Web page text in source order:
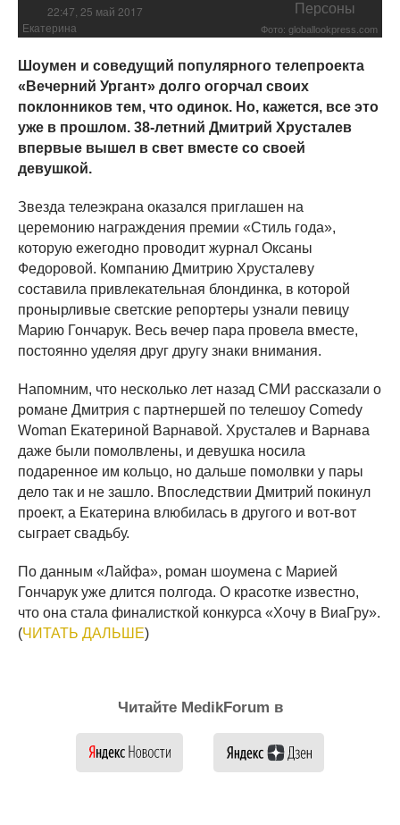
22:47, 25 май 2017 Персоны
Екатерина Фото: globallookpress.com
Шоумен и соведущий популярного телепроекта
«Вечерний Ургант» долго огорчал своих
поклонников тем, что одинок. Но, кажется, все это
уже в прошлом. 38-летний Дмитрий Хрусталев
впервые вышел в свет вместе со своей
девушкой.
Звезда телеэкрана оказался приглашен на
церемонию награждения премии «Стиль года»,
которую ежегодно проводит журнал Оксаны
Федоровой. Компанию Дмитрию Хрусталеву
составила привлекательная блондинка, в которой
пронырливые светские репортеры узнали певицу
Марию Гончарук. Весь вечер пара провела вместе,
постоянно уделяя друг другу знаки внимания.
Напомним, что несколько лет назад СМИ рассказали о
романе Дмитрия с партнершей по телешоу Comedy
Woman Екатериной Варнавой. Хрусталев и Варнава
даже были помолвлены, и девушка носила
подаренное им кольцо, но дальше помолвки у пары
дело так и не зашло. Впоследствии Дмитрий покинул
проект, а Екатерина влюбилась в другого и вот-вот
сыграет свадьбу.
По данным «Лайфа», роман шоумена с Марией
Гончарук уже длится полгода. О красотке известно,
что она стала финалисткой конкурса «Хочу в ВиаГру».
(ЧИТАТЬ ДАЛЬШЕ)
Читайте MedikForum в